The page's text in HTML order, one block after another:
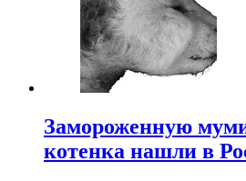
Замороженную
котенка нашли в